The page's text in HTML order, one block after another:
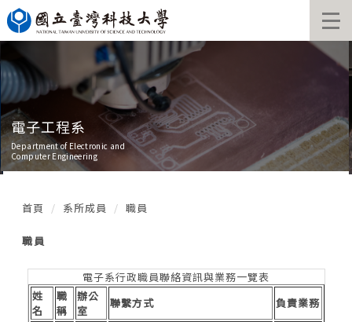
跳
到
主
內
容
區
電子工程系
Department of Electronic and
Computer Engineering
首頁 系所成員 職員
職員
電子系行政職員聯絡資訊與業務一覽表
姓
名
職
稱
辦公
室
聯繫方式 負責業務